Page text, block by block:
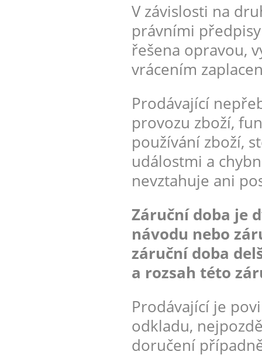
V závislosti na
právními
řešena opravou,
vrácením
Prodávající
provozu zboží,
používání zboží,
událostmi a
nevztahuje ani
Záruční doba je
návodu nebo
záruční doba
a rozsah této
Prodávající je
odkladu,
doručení